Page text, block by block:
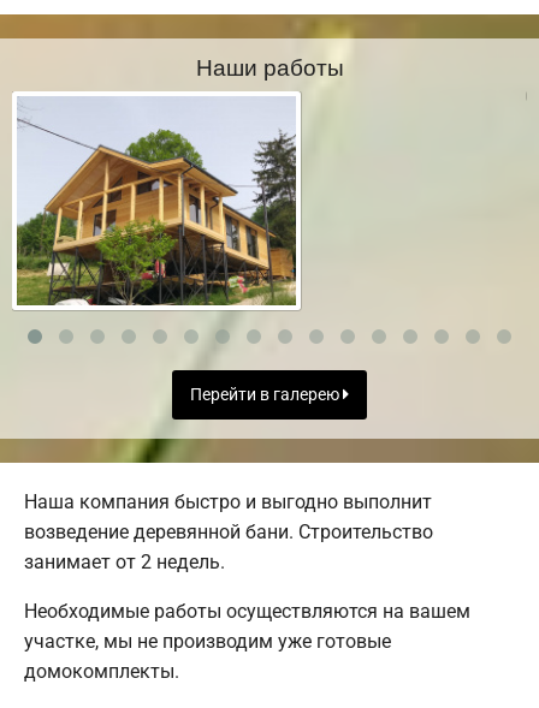
Наши работы
Перейти в галерею
Наша компания быстро и выгодно выполнит
возведение деревянной бани. Строительство
занимает от 2 недель.
Необходимые работы осуществляются на вашем
участке, мы не производим уже готовые
домокомплекты.